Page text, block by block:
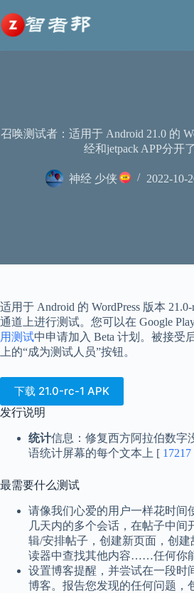
至
内
容
召唤测试者：适用于 Android 21.0 的
经和jetpack APP分开了
神经 少侠 2022-10-
适用于 Android 的 WordPress 版本
通道上进行测试。您可以在 Google
用测试中申请加入 Beta 计划。被接受
上的“成为测试人员”按钮。
下载 21.0-rc-1 APK
发行说明
统计信息：修复西方阿拉伯数字
语统计屏幕的每个文本上 [ 17217
最需要什么测试
请像我们心爱的用户一样花时间
几天内的多个会话，在帖子中间
辑/安排帖子，创建新页面，创建
读器中查找其他内容……任何你
设置博客提醒，并尝试在一段时
博客。报告您发现的任何问题，